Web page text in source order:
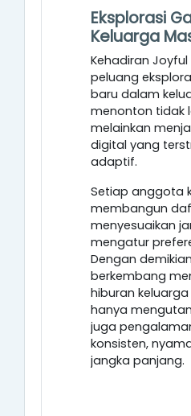
Eksplorasi
Keluarga
Kehadiran Joyful
peluang
baru dalam
menonton tidak
melainkan
digital yang
adaptif.
Setiap anggota
membangun
menyesuaikan
mengatur
Dengan
berkembang
hiburan
hanya
juga
konsisten,
jangka panjang.